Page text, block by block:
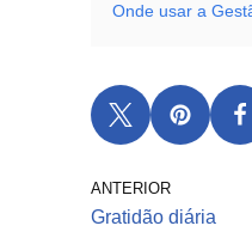
Onde usar a
ANTERIOR
Gratidão diária